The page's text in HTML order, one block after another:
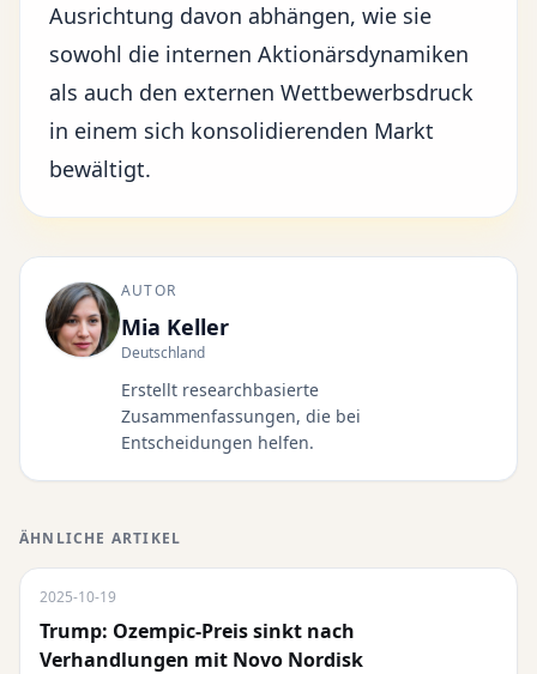
Ausrichtung davon abhängen, wie sie
sowohl die internen Aktionärsdynamiken
als auch den externen Wettbewerbsdruck
in einem sich konsolidierenden Markt
bewältigt.
AUTOR
Mia Keller
Deutschland
Erstellt researchbasierte
Zusammenfassungen, die bei
Entscheidungen helfen.
ÄHNLICHE ARTIKEL
2025-10-19
Trump: Ozempic-Preis sinkt nach
Verhandlungen mit Novo Nordisk